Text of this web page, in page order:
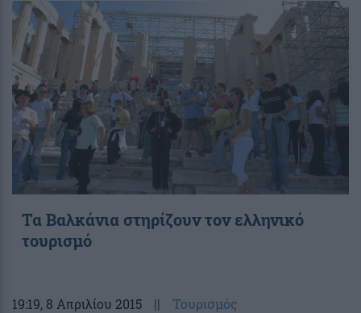
Τα Βαλκάνια στηρίζουν τον ελληνικό
τουρισμό
19:19, 8 Απριλίου 2015 || Τουρισμός